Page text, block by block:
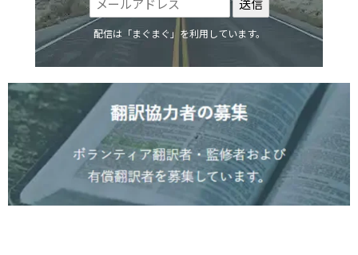
配信は「まぐまぐ」を利用しています。